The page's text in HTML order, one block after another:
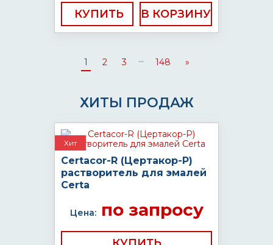
КУПИТЬ
1 2 3 ... 148 »
ХИТЫ ПРОДАЖ
Хит
Certacor-R (Цертакор-Р)
растворитель для эмалей
Certa
Цена:по запросу